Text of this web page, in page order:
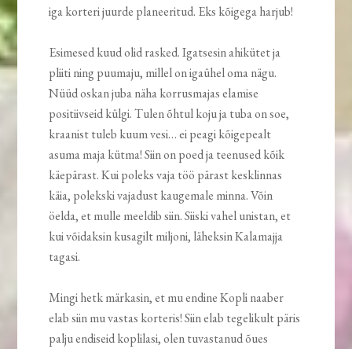
iga korteri juurde planeeritud. Eks kõigega harjub!
Esimesed kuud olid rasked. Igatsesin ahikütet ja
pliiti ning puumaju, millel on igaühel oma nägu.
Nüüd oskan juba näha korrusmajas elamise
positiivseid külgi. Tulen õhtul koju ja tuba on soe,
kraanist tuleb kuum vesi… ei peagi kõigepealt
asuma maja kütma! Siin on poed ja teenused kõik
käepärast. Kui poleks vaja töö pärast kesklinnas
käia, polekski vajadust kaugemale minna. Võin
öelda, et mulle meeldib siin. Siiski vahel unistan, et
kui võidaksin kusagilt miljoni, läheksin Kalamajja
tagasi.
Mingi hetk märkasin, et mu endine Kopli naaber
elab siin mu vastas korteris! Siin elab tegelikult päris
palju endiseid koplilasi, olen tuvastanud õues